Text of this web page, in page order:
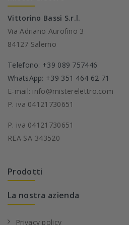
Vittorino Bassi S.r.l.
Via Adriano Aurofino 3
84127 Salerno
Telefono: +39 089 757446
WhatsApp: +39 351 464 62 71
E-mail: info@misterelettro.com
P. iva 04121730651
P. iva 04121730651
REA SA-343520
Prodotti
La nostra azienda
Privacy policy